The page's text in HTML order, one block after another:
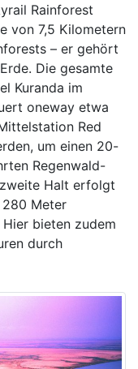
Rainforest
von 7,5 Kilometern
– er gehört
Die gesamte
Kuranda im
oneway etwa
Red
um einen 20-
Regenwald-
Halt erfolgt
280 Meter
bieten zudem
durch